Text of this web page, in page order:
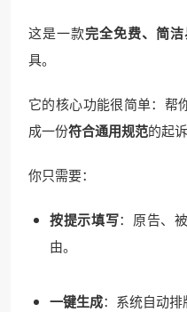
这是一款完全免费、简
具。
它的核心功能很简单：帮
成一份符合通用规范的起
你只需要：
按提示填写：原告、
由。
一键生成：系统自动排